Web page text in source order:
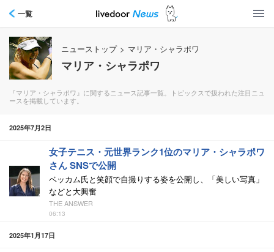
一覧
ニューストップ > マリア・シャラポワ
マリア・シャラポワ
『マリア・シャラポワ』に関するニュース記事一覧。トピックスで扱われた注目ニュ
ースを掲載しています。
2025年7月2日
女子テニス・元世界ランク1位のマリア・シャラポワ
さん SNSで公開
ベッカム氏と笑顔で自撮りする姿を公開し、「美しい写真」
などと大興奮
THE ANSWER
06:13
2025年1月17日